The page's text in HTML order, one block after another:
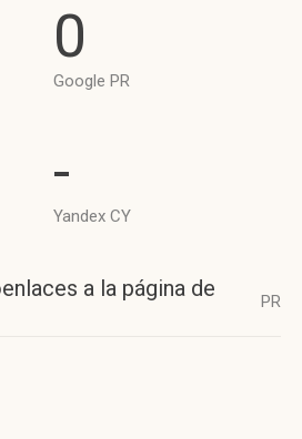
0
Google PR
-
Yandex CY
a la página de
PR